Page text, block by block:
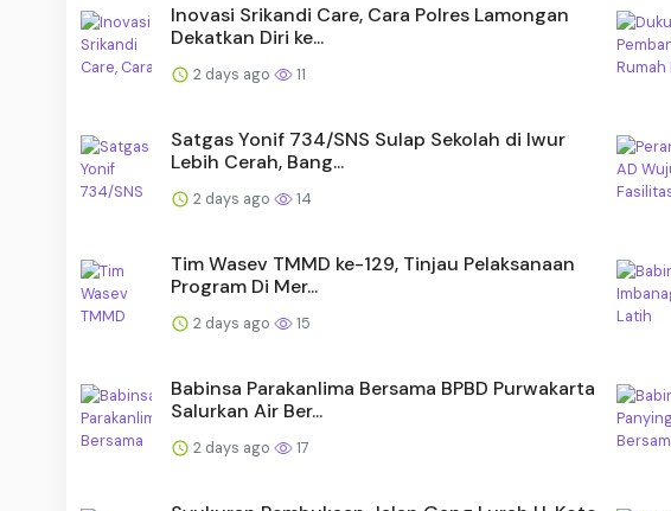
Inovasi Srikandi Care, Cara Polres Lamongan
Dekatkan Diri ke...
2 days ago 11
Satgas Yonif 734/SNS Sulap Sekolah di Iwur
Lebih Cerah, Bang...
2 days ago 14
Tim Wasev TMMD ke-129, Tinjau Pelaksanaan
Program Di Mer...
2 days ago 15
Babinsa Parakanlima Bersama BPBD Purwakarta
Salurkan Air Ber...
2 days ago 17